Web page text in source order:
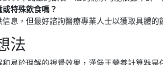
特殊飲食嗎？
息，但最好諮詢醫療專業人士以獲取具體的
法